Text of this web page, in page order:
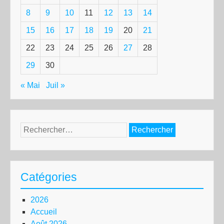
8 9 10 11 12 13 14
15 16 17 18 19 20 21
22 23 24 25 26 27 28
29 30
« Mai Juil »
Rechercher :
Catégories
2026
Accueil